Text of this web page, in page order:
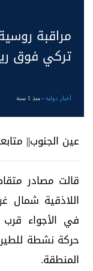
مراقبة
تركي فوق
أخبار دولية- منذ 1 سنة
عين الجنوب||
قالت مصادر
اللاذقية شمال
في الأجواء قرب
حركة نشطة
المنطقة.